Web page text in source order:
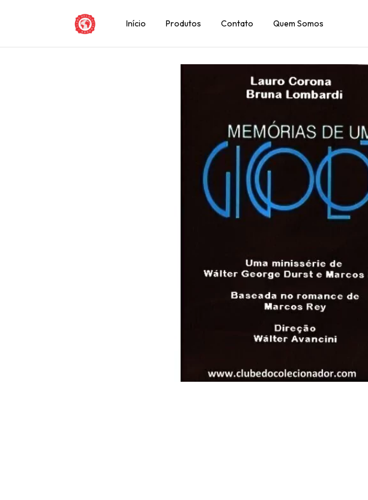
Início Produtos Contato Quem Somos